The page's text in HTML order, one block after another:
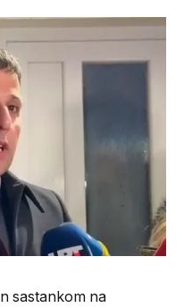
sastankom na